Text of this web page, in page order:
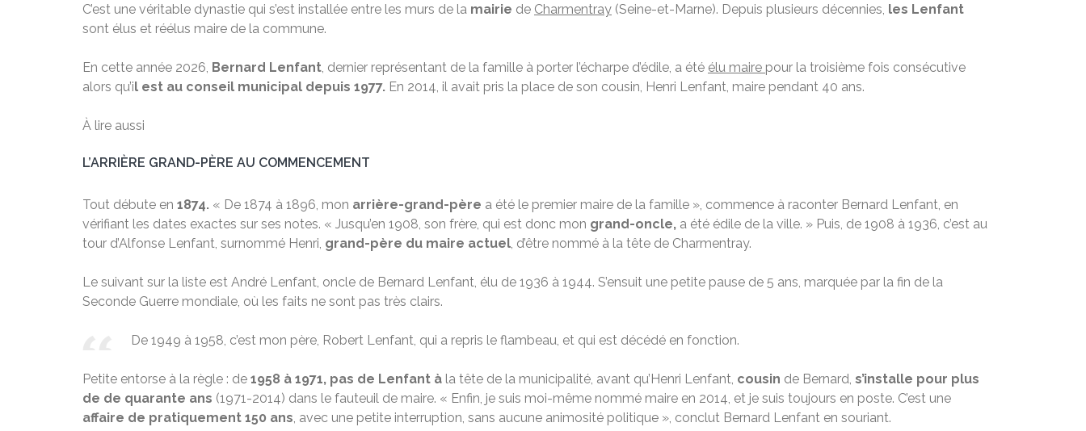
C’est une véritable dynastie qui s’est installée entre les murs de la mairie de Charmentray (Seine-et-Marne). Depuis plusieurs décennies, les Lenfant
sont élus et réélus maire de la commune.
En cette année 2026, Bernard Lenfant , dernier représentant de la famille à porter l’écharpe d’édile, a été élu maire pour la troisième fois consécutive
alors qu’il est au conseil municipal depuis 1977. En 2014, il avait pris la place de son cousin, Henri Lenfant, maire pendant 40 ans.
À lire aussi
L’ARRIÈRE GRAND-PÈRE AU COMMENCEMENT
Tout débute en 1874. « De 1874 à 1896, mon arrière-grand-père a été le premier maire de la famille », commence à raconter Bernard Lenfant, en
vérifiant les dates exactes sur ses notes. « Jusqu’en 1908, son frère, qui est donc mon grand-oncle, a été édile de la ville. » Puis, de 1908 à 1936, c’est au
tour d’Alfonse Lenfant, surnommé Henri, grand-père du maire actuel , d’être nommé à la tête de Charmentray.
Le suivant sur la liste est André Lenfant, oncle de Bernard Lenfant, élu de 1936 à 1944. S’ensuit une petite pause de 5 ans, marquée par la fin de la
Seconde Guerre mondiale, où les faits ne sont pas très clairs.
De 1949 à 1958, c’est mon père, Robert Lenfant, qui a repris le flambeau, et qui est décédé en fonction.
Petite entorse à la règle : de 1958 à 1971, pas de Lenfant à la tête de la municipalité, avant qu’Henri Lenfant, cousin de Bernard, s’installe pour plus
de de quarante ans (1971-2014) dans le fauteuil de maire. « Enfin, je suis moi-même nommé maire en 2014, et je suis toujours en poste. C’est une
affaire de pratiquement 150 ans , avec une petite interruption, sans aucune animosité politique », conclut Bernard Lenfant en souriant.